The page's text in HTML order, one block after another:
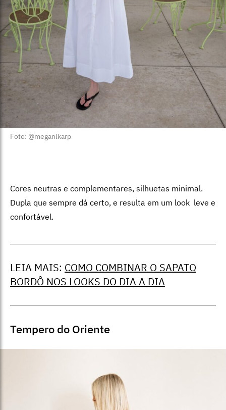
Foto: @meganlkarp
Cores neutras e complementares, silhuetas minimal.
Dupla que sempre dá certo, e resulta em um look leve e
confortável.
LEIA MAIS: COMO COMBINAR O SAPATO
BORDÔ NOS LOOKS DO DIA A DIA
Tempero do Oriente